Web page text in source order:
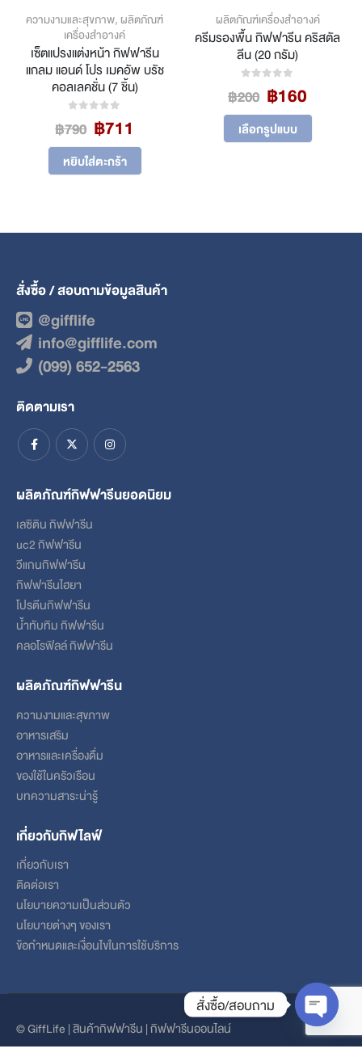
ความงามและสุขภาพ, ผลิตภัณฑ์
เครื่องสำอางค์
เซ็ตแปรงแต่งหน้า กิฟฟารีน
แกลม แอนด์ โปร เมคอัพ บรัช
คอลเลคชั่น (7 ชิ้น)
฿790 Original
price
was:
฿790.
฿711
price
฿711.
หยิบใส่ตะกร้า
ผลิตภัณฑ์เครื่องสำอางค์
ครีมรองพื้น กิฟฟารีน คริสตัล
ลีน (20 กรัม)
฿200 Original
price
was:
฿200.
฿160
price
฿160.
เลือกรูปแบบ
This product has multiple variants. The options may be chosen on the product page
สั่งซื้อ / สอบถามข้อมูลสินค้า
@gifflife
info@gifflife.com
(099) 652-2563
ติดตามเรา
ผลิตภัณฑ์กิฟฟารีนยอดนิยม
เลซิติน กิฟฟารีน
uc2 กิฟฟารีน
วีแกนกิฟฟารีน
กิฟฟารีนไฮยา
โปรตีนกิฟฟารีน
น้ำทับทิม กิฟฟารีน
คลอโรฟิลล์ กิฟฟารีน
ผลิตภัณฑ์กิฟฟารีน
ความงามและสุขภาพ
อาหารเสริม
อาหารและเครื่องดื่ม
ของใช้ในครัวเรือน
บทความสาระน่ารู้
เกี่ยวกับกิฟไลฟ์
เกี่ยวกับเรา
ติดต่อเรา
นโยบายความเป็นส่วนตัว
นโยบายต่างๆ ของเรา
ข้อกําหนดและเงื่อนไขในการใช้บริการ
© GiffLife | สินค้ากิฟฟารีน | กิฟฟารีนออนไลน์
สั่งซื้อ/สอบถาม
Open